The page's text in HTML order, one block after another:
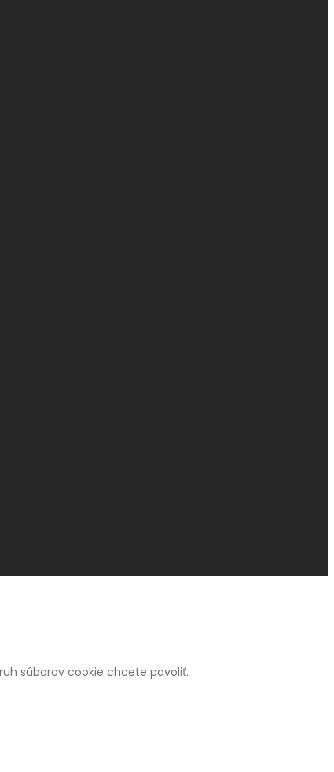
súborov cookie chcete povoliť.